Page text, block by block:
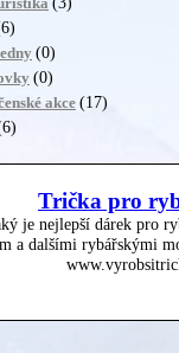
(0)
(0)
akce (17)
Trička pro
je nejlepší dárek pro
a dalšími rybářskými